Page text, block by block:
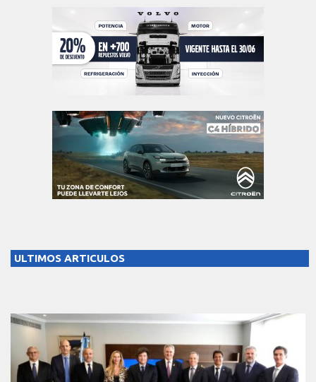
ULTIMOS ARTICULOS